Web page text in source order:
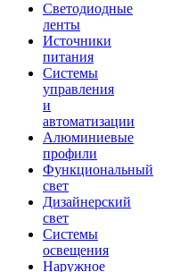
Светодиодные
ленты
Источники
питания
Системы
управления
и
автоматизации
Алюминиевые
профили
Функциональный
свет
Дизайнерский
свет
Системы
освещения
Наружное